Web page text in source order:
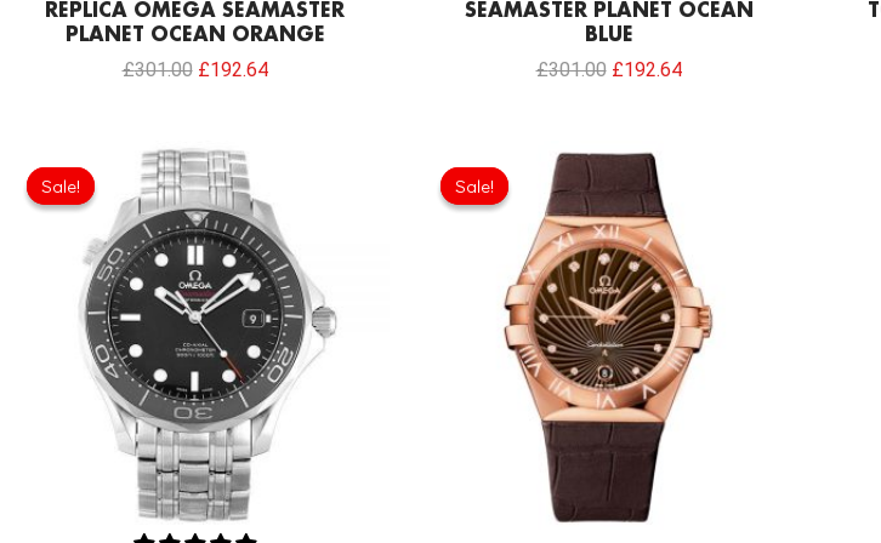
REPLICA OMEGA SEAMASTER
PLANET OCEAN ORANGE
£301.00 £192.64
SEAMASTER PLANET OCEAN
BLUE
£301.00 £192.64
Sale!
Sale!
Original
price
was:
£301.00.
is:
£192.64.
Sale!
Sale!
Original
price
was:
£301.00.